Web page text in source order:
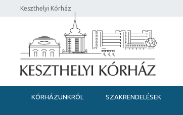
Keszthelyi Kórház
KÓRHÁZUNKRÓL SZAKRENDELÉSEK